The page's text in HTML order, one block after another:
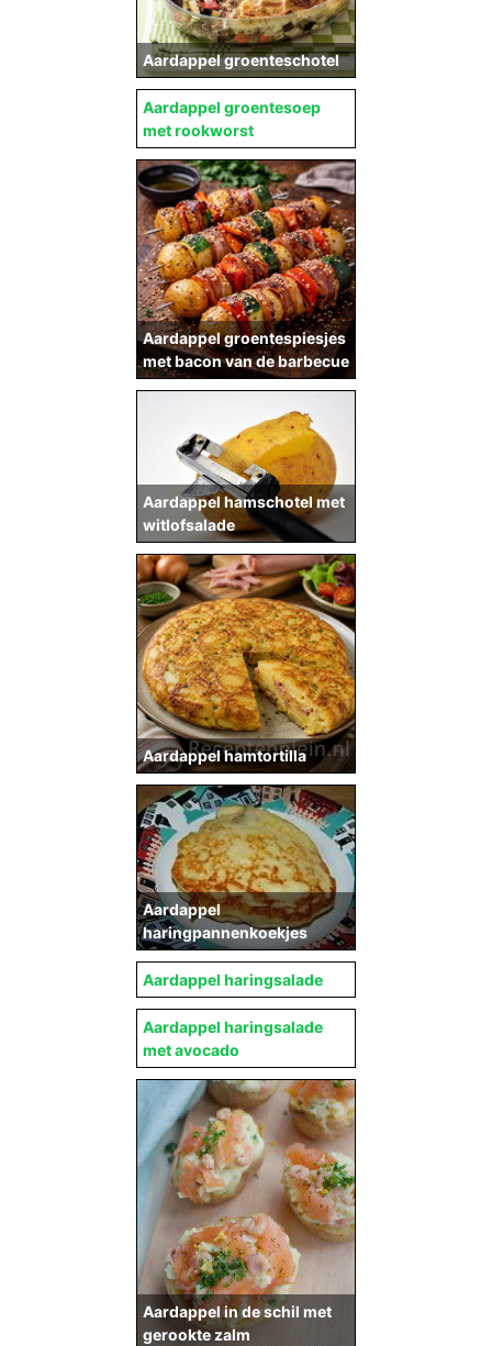
Aardappel groenteschotel
Aardappel groentesoep
met rookworst
Aardappel groentespiesjes
met bacon van de barbecue
Aardappel hamschotel met
witlofsalade
Aardappel hamtortilla
Aardappel
haringpannenkoekjes
Aardappel haringsalade
Aardappel haringsalade
met avocado
Aardappel in de schil met
gerookte zalm